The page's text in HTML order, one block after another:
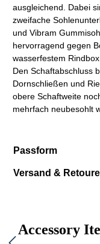
ausgleichend. Dabei
zweifache
und Vibram
hervorragend gegen
wasserfestem Rindbox
Den Schaftabschluss
Dornschließen und
obere Schaftweite
mehrfach neubesohlt
Passform
Versand &
Accessory